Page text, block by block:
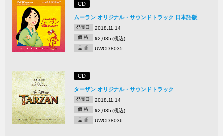
CD
ムーラン オリジナル・サウンドトラック 日本語版
発売日 2018.11.14
価 格 ¥2,035 (税込)
品 番 UWCD-8035
CD
ターザン オリジナル・サウンドトラック
発売日 2018.11.14
価 格 ¥2,035 (税込)
品 番 UWCD-8036